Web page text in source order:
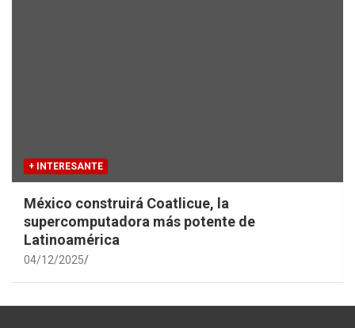
+ INTERESANTE
México construirá Coatlicue, la
supercomputadora más potente de
Latinoamérica
04/12/2025